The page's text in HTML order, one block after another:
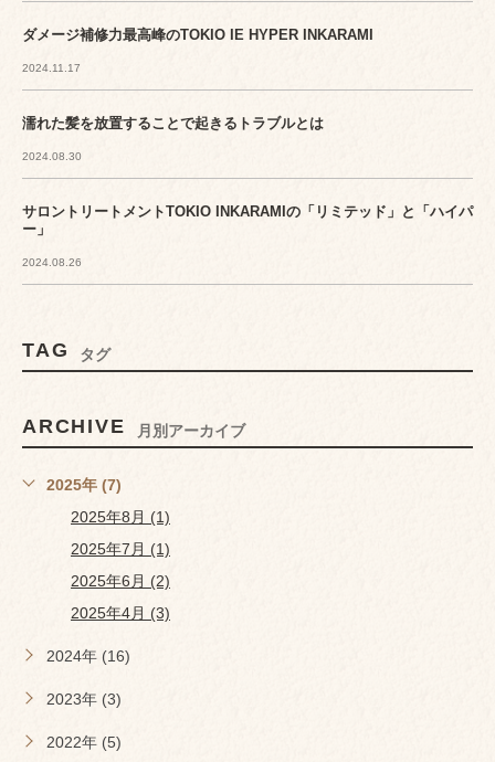
ダメージ補修力最高峰のTOKIO IE HYPER INKARAMI
2024.11.17
濡れた髪を放置することで起きるトラブルとは
2024.08.30
サロントリートメントTOKIO INKARAMIの「リミテッド」と「ハイパ
ー」
2024.08.26
TAG タグ
ARCHIVE 月別アーカイブ
2025年 (7)
2025年8月 (1)
2025年7月 (1)
2025年6月 (2)
2025年4月 (3)
2024年 (16)
2023年 (3)
2022年 (5)